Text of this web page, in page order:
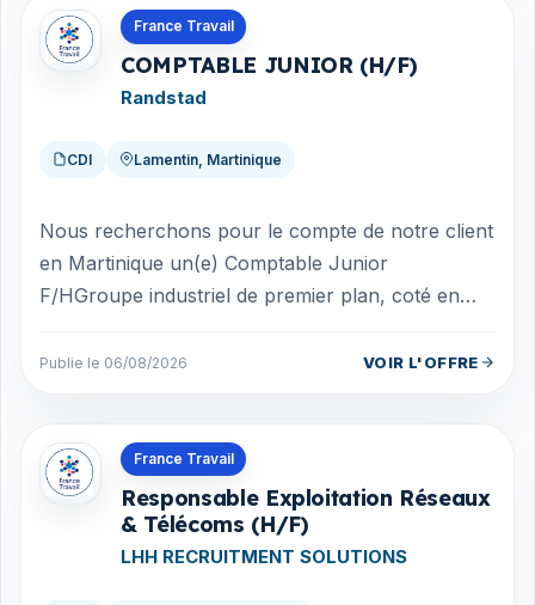
France Travail
COMPTABLE JUNIOR (H/F)
Randstad
CDI Lamentin, Martinique
Nous recherchons pour le compte de notre client
en Martinique un(e) Comptable Junior
F/HGroupe industriel de premier plan, coté en
Publie le 06/08/2026 VOIR L'OFFRE
Offres en Martinique
France Travail
Responsable Exploitation Réseaux
& Télécoms (H/F)
LHH RECRUITMENT SOLUTIONS
Offres en La Réunion